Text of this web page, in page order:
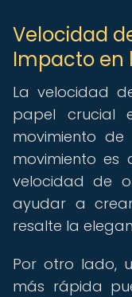
Velocidad
Impacto en
La velocidad
papel crucial
movimiento
movimiento es
velocidad de
ayudar a
resalte la
Por otro lado,
más rápida